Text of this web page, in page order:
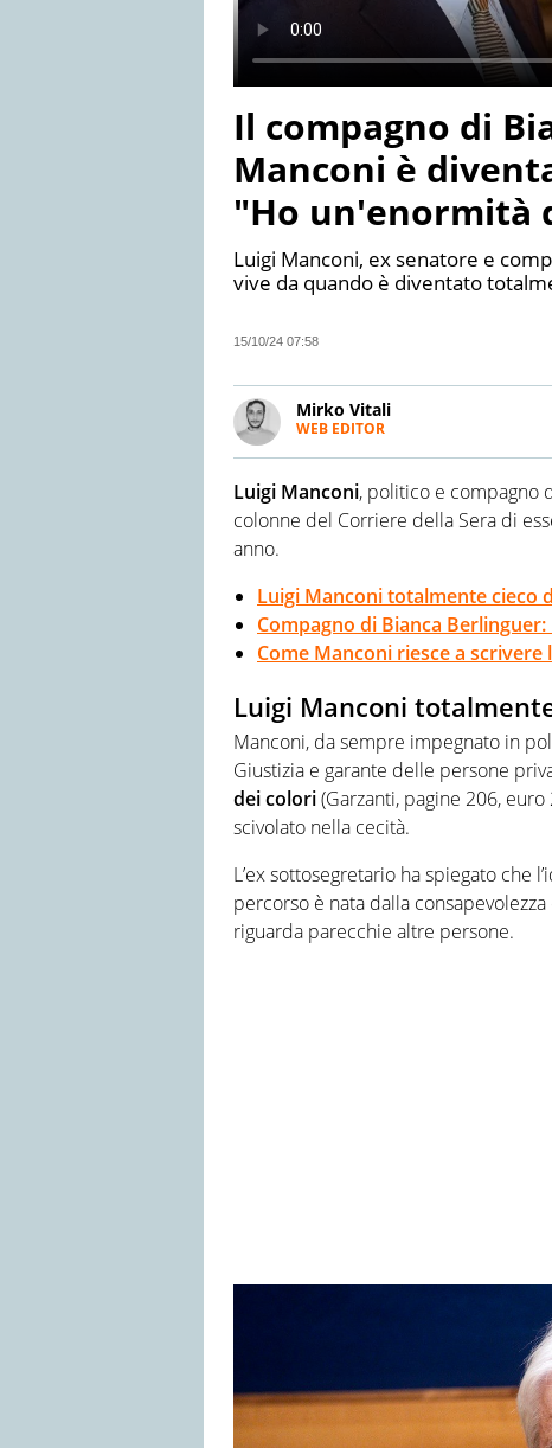
Il compagno di
Manconi è
"Ho un'enormità
Luigi Manconi, ex senatore e
vive da quando è diventato
15/10/24 07:58
Mirko Vitali
WEB EDITOR
giornalistica, lavora e
Luigi Manconi, politico e compagno
colonne del Corriere della Sera di
anno.
Luigi Manconi totalmente cieco
Compagno di Bianca
Come Manconi riesce a
Luigi Manconi
Manconi, da sempre impegnato in
Giustizia e garante delle persone
dei colori(Garzanti, pagine 206,
scivolato nella cecità.
L’ex sottosegretario ha spiegato che
percorso è nata dalla
riguarda parecchie altre persone.